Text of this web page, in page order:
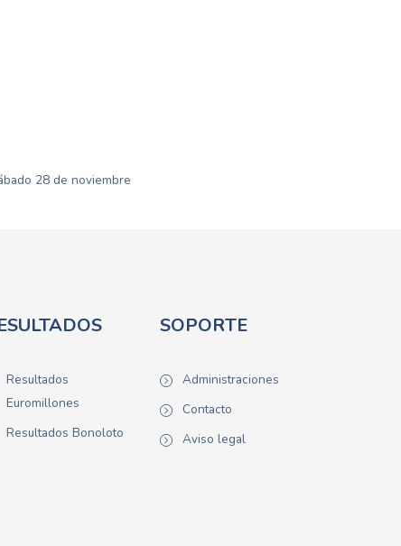
28 de noviembre
Resultados
Euromillones
Resultados Bonoloto
SOPORTE
Administraciones
Contacto
Aviso legal